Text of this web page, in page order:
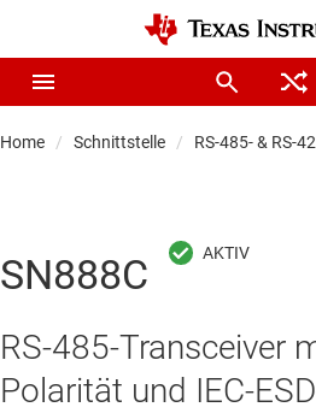
Home Schnittstelle RS-485- & RS-
SN888C
RS-485-Transceiver
Polarität und IEC-